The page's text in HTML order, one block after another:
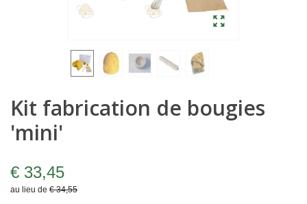
Kit fabrication de bougies
'mini'
€ 33,45
au lieu de € 34,55